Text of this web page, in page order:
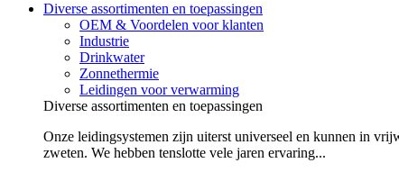
Diverse assortimenten en toepassingen
OEM & Voordelen voor klanten
Industrie
Drinkwater
Zonnethermie
Leidingen voor verwarming
Diverse assortimenten en toepassingen
Onze leidingsystemen zijn uiterst universeel en kunnen in
zweten. We hebben tenslotte vele jaren ervaring...